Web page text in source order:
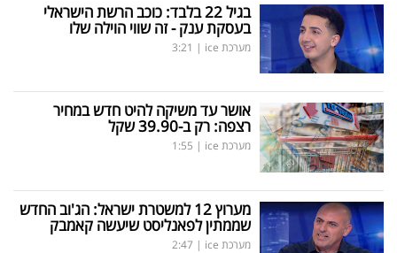
בגיל 22 בלבד: כוכב הרשת הישראלי
בעסקת ענק - זה שווי הוילה שלו
מערכת ice |
3:21
אושר עד משיקה להיט חדש במחיר
רצפה: רק ב-39.90 שקל
מערכת ice |
1:55
מערוץ 12 למשטרת ישראל: הג'וב החדש
שממתין לפאנליסט שיעשה קאמבק
מערכת ice |
2:47